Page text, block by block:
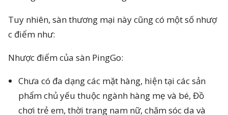
Tuy nhiên, sàn thương mại này cũng có một số nhượ
c điểm như:
Nhược điểm của sàn PingGo:
Chưa có đa dạng các mặt hàng, hiện tại các sản
phẩm chủ yếu thuộc ngành hàng mẹ và bé, Đồ
chơi trẻ em, thời trang nam nữ, chăm sóc da và